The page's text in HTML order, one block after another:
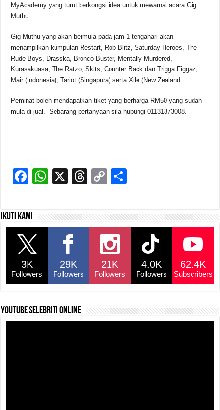
MyAcademy yang turut berkongsi idea untuk mewarnai acara Gig
Muthu.
Gig Muthu yang akan bermula pada jam 1 tengahari akan
menampilkan kumpulan Restart, Rob Blitz, Saturday Heroes, The
Rude Boys, Drasska, Bronco Buster, Mentally Murdered,
Kurasakuasa, The Ratzo, Skits, Counter Back dan Trigga Figgaz,
Mair (Indonesia), Tariot (Singapura) serta Xile (New Zealand.
Peminat boleh mendapatkan tiket yang berharga RM50 yang sudah
mula di jual. Sebarang pertanyaan sila hubungi 01131873008.
F
c
e
b
o
o
k
W
s
p
X
T
a
C
y
Li
n
k
e
Ikuti kami
3K
Followers
29K
Followers
21K
Followers
4.0K
Followers
62.4K
Subscribers
YouTube selebriti online